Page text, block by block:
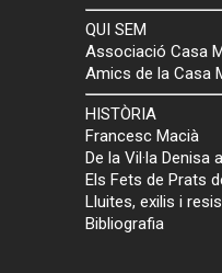
QUI SEM
Associació Casa
Amics de la Casa
HISTÒRIA
Francesc Macià
De la Vil·la Denisa
Els Fets de Prats
Lluites, exilis i
Bibliografia